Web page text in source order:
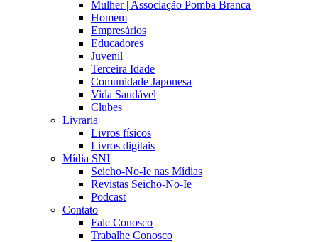
Mulher | Associação Pomba Branca
Homem
Empresários
Educadores
Juvenil
Terceira Idade
Comunidade Japonesa
Vida Saudável
Clubes
Livraria
Livros físicos
Livros digitais
Mídia SNI
Seicho-No-Ie nas Mídias
Revistas Seicho-No-Ie
Podcast
Contato
Fale Conosco
Trabalhe Conosco